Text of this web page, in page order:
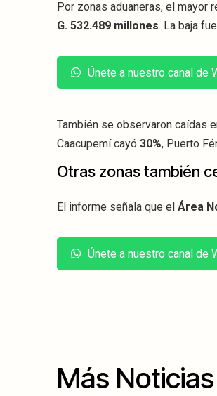
Por zonas aduaneras, el mayor
G. 532.489 millones. La baja
Únete a nuestro canal de
También se observaron caídas
Caacupemí cayó 30%, Puerto
Otras zonas también
El informe señala que el Área
Únete a nuestro canal de
Más Noticias